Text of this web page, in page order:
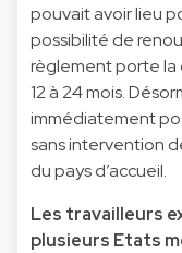
pouvait avoir lieu
possibilité de
règlement porte
12 à 24 mois.
immédiatement
sans intervention
du pays d’accueil.
Les travailleurs
plusieurs Etats